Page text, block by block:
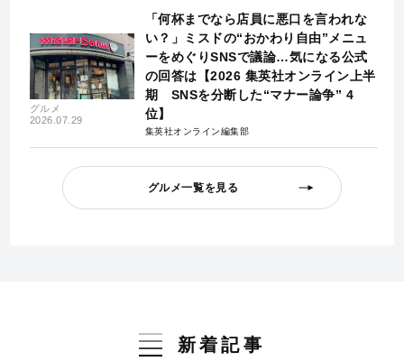
グルメ
2026.07.29
「何杯までなら店員に悪口を言われな
い？」ミスドの“おかわり自由”メニュ
ーをめぐりSNSで議論…気になる公式
の回答は【2026 集英社オンライン上半
期 SNSを分断した“マナー論争” 4
位】
集英社オンライン編集部
グルメ一覧を見る
新着記事